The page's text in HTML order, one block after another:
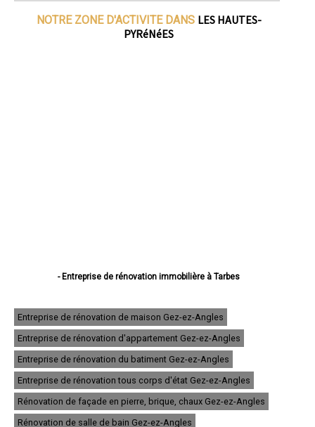
NOTRE ZONE D'ACTIVITE DANS LES HAUTES-
PYRéNéES
- Entreprise de rénovation immobilière à Tarbes
- Entreprise de rénovation immobilière à Aureilhan
- Entreprise de rénovation immobilière à Lannemezan
- Entreprise de rénovation immobilière à Vic-en-Bigorre
- Entreprise de rénovation immobilière à Séméac
- Entreprise de rénovation immobilière à Bordères-sur-l'Échez
- Entreprise de rénovation immobilière à Juillan
- Entreprise de rénovation immobilière à Barbazan-Debat
- Entreprise de rénovation immobilière à Argelès-Gazost
- Entreprise de rénovation immobilière à Odos
Entreprise de rénovation de maison Gez-ez-Angles
Entreprise de rénovation d'appartement Gez-ez-Angles
Entreprise de rénovation du batiment Gez-ez-Angles
Entreprise de rénovation tous corps d'état Gez-ez-Angles
Rénovation de façade en pierre, brique, chaux Gez-ez-Angles
Rénovation de salle de bain Gez-ez-Angles